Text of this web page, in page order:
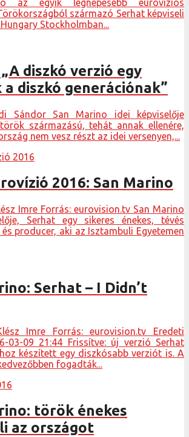
az egyik legnépesebb eurovíziós
származó Serhat képviseli
Stockholmban...
diszkó verzió egy
a diszkó generációnak”
Sándor San Marino idei képviselője
származású, tehát annak ellenére,
nem vesz részt az idei versenyen,...
2016
2016: San Marino
Imre Forrás: eurovision.tv San Marino
Serhat egy sikeres énekes, tévés
és producer, aki az Isztambuli Egyetemen
Serhat – I Didn’t
Imre Forrás: eurovision.tv Eredeti
03-09 21:44 Frissítve: új verzió Serhat
készített egy diszkósabb verziót is. A
fogadták...
török énekes
az országot